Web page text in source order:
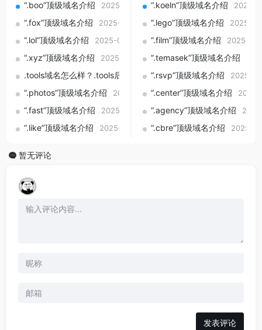
“.boo”顶级域名介绍 2025-09-01 “.koeln”顶级域名介绍 2025-
“.fox”顶级域名介绍 2025-09-01 “.lego”顶级域名介绍 2025-
“.lol”顶级域名介绍 2025-09-01 “.film”顶级域名介绍 2025-
“.xyz”顶级域名介绍 2025-09-01 “.temasek”顶级域名介绍
.tools域名怎么样？.tools后缀适合做什么网站？注册价值、含义
“.rsvp”顶级域名介绍 2025-
“.photos”顶级域名介绍 2025-09-01“.center”顶级域名介绍 2025-
“.fast”顶级域名介绍 2025-09-01 “.agency”顶级域名介绍
“.like”顶级域名介绍 2025-09-01 “.cbre”顶级域名介绍 2025-
暂无评论
发表评论